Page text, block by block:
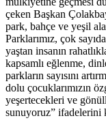
çeken Başkan
park, bahçe ve yeşil
Parklarımız, çok
yaştan insanın
kapsamlı eğlenme,
parkların sayısını
dolu çocuklarımızın
yeşertecekleri ve
sunuyoruz” ifadelerini